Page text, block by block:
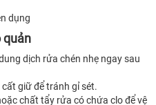
dụng
quản
dịch rửa chén nhẹ ngay sau
giữ để tránh gỉ sét.
chất tẩy rửa có chứa clo để vệ